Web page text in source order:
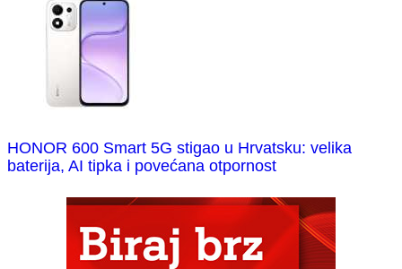
HONOR 600 Smart 5G stigao u Hrvatsku: velika
baterija, AI tipka i povećana otpornost